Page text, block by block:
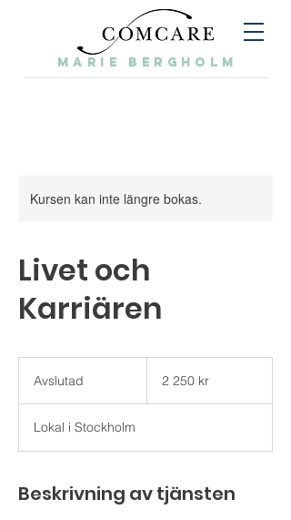
Marie Bergholm
Kursen kan inte längre bokas.
Livet och
Karriären
Avslutad
l
u
d
kronor2 250 kr
Lokal i Stockholm
Beskrivning av tjänsten